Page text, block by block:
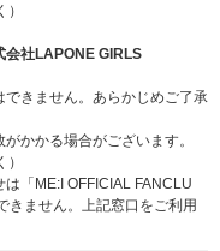
会社LAPONE GIRLS
きません。あらかじめご了承
かかる場合がございます。
「ME:I OFFICIAL FANCLU
きません。上記窓口をご利用